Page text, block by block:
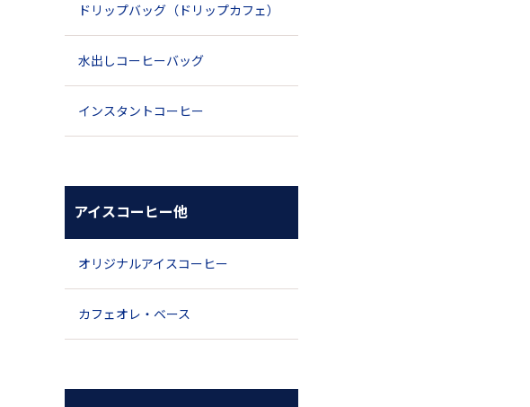
ドリップバッグ（ドリップカフェ）
水出しコーヒーバッグ
インスタントコーヒー
アイスコーヒー他
オリジナルアイスコーヒー
カフェオレ・ベース